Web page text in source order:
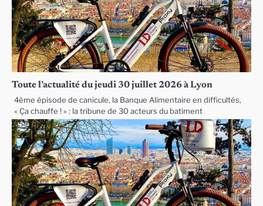
Toute l’actualité du jeudi 30 juillet 2026 à Lyon
4ème épisode de canicule, la Banque Alimentaire en difficultés,
« Ça chauffe ! » : la tribune de 30 acteurs du batiment